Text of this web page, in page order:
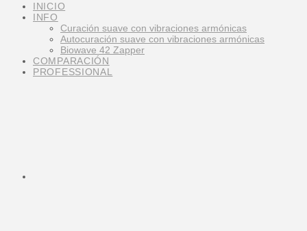
INICIO
INFO
Curación suave con vibraciones armónicas
Autocuración suave con vibraciones armónicas
Biowave 42 Zapper
COMPARACIÓN
PROFESSIONAL